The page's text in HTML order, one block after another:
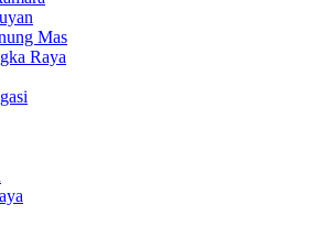
Mas
Raya